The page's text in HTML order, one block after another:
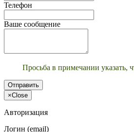
Телефон
Ваше сообщение
Просьба в примечании указать,
Отправить
×Close
Авторизация
Логин (email)